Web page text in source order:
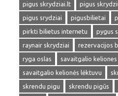
pigus skrydziai.lt
pigus
pigus srydziai
pigusbilietai
pirkti bilietus internetu
pygus
raynair skrydziai
rezervacijos
ryga oslas
savaitgalio keliones
savaitgalio kelionės lėktuvu
skrendu pigu
skrendu pigūs